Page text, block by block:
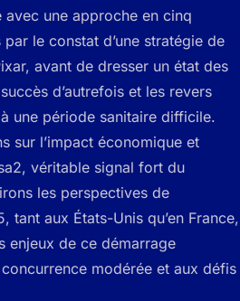
une approche en cinq
le constat d’une stratégie de
avant de dresser un état des
d’autrefois et les revers
une période sanitaire difficile.
sur l’impact économique et
véritable signal fort du
les perspectives de
tant aux États-Unis qu’en France,
enjeux de ce démarrage
modérée et aux défis